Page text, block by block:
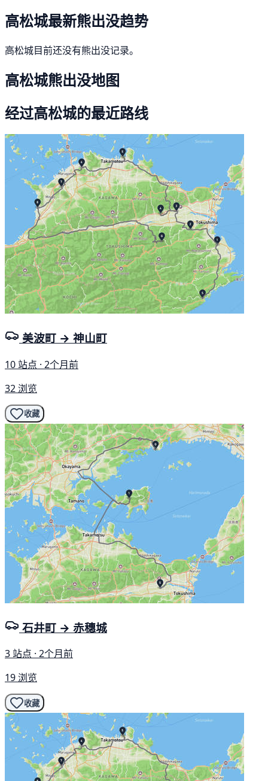
高松城最新熊出没趋势
高松城目前还没有熊出没记录。
高松城熊出没地图
经过高松城的最近路线
美波町 → 神山町
10 站点 · 2个月前
32 浏览
收藏
石井町 → 赤穗城
3 站点 · 2个月前
19 浏览
收藏